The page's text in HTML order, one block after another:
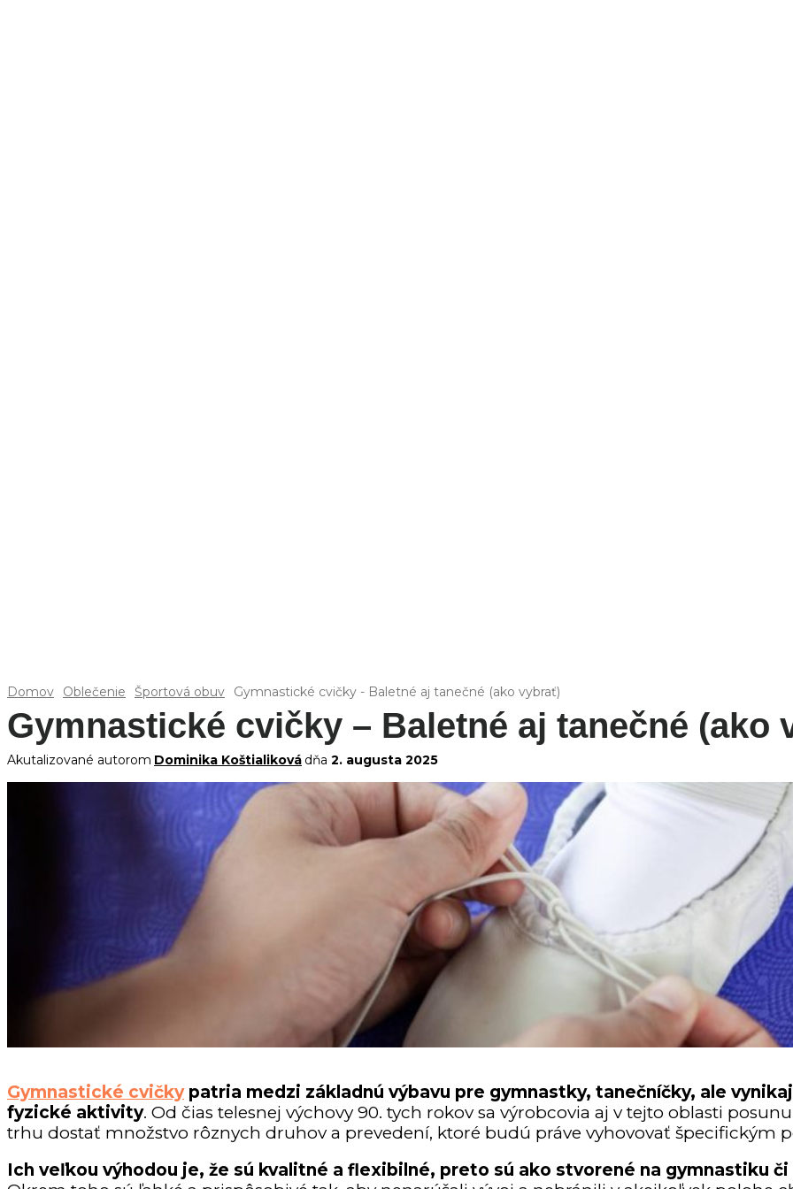
Domov Oblečenie Športová obuv Gymnastické cvičky - Baletné aj tanečné (ako vybrať)
Gymnastické cvičky – Baletné aj tanečné (ako
Akutalizované autorom Dominika Koštialiková dňa 2. augusta 2025
Gymnastické cvičky patria medzi základnú výbavu pre gymnastky, tanečníčky, ale
fyzické aktivity. Od čias telesnej výchovy 90. tych rokov sa výrobcovia aj v tejto oblasti
trhu dostať množstvo rôznych druhov a prevedení, ktoré budú práve vyhovovať špecifickým
Ich veľkou výhodou je, že sú kvalitné a flexibilné, preto sú ako stvorené na gymnastiku